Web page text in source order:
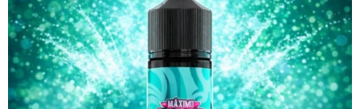
E-CIGARETY
NIKOTINOVÉ SÁČKY